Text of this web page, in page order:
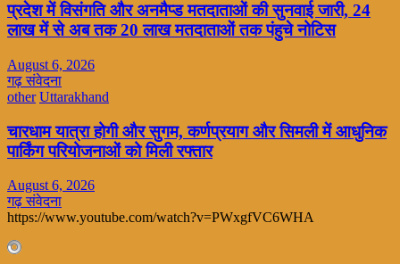
प्रदेश में विसंगति और अनमैप्ड मतदाताओं की सुनवाई जारी, 24
लाख में से अब तक 20 लाख मतदाताओं तक पंहुचे नोटिस
August 6, 2026
गढ़ संवेदना
other Uttarakhand
चारधाम यात्रा होगी और सुगम, कर्णप्रयाग और सिमली में आधुनिक
पार्किंग परियोजनाओं को मिली रफ्तार
August 6, 2026
गढ़ संवेदना
https://www.youtube.com/watch?v=PWxgfVC6WHA